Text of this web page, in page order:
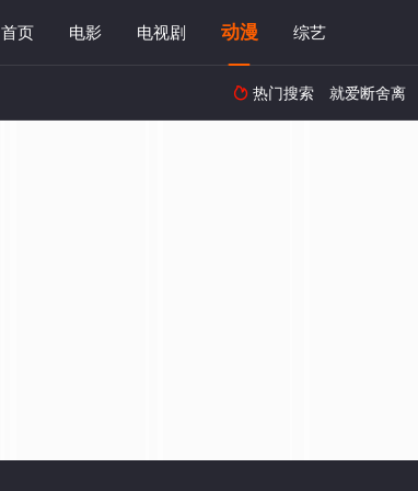
首页 电影 电视剧 动漫 综艺
 热门搜索 就爱断舍离